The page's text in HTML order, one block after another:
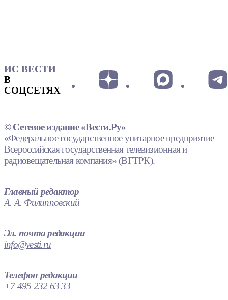
ИС ВЕСТИ
В
СОЦСЕТЯХ
© Сетевое издание «Вести.Ру»
«Федеральное государственное унитарное предприятие
Всероссийская государственная телевизионная и
радиовещательная компания» (ВГТРК).
Главный редактор
А. А. Филипповский
Эл. почта редакции
info@vesti.ru
Телефон редакции
+7 495 232 63 33